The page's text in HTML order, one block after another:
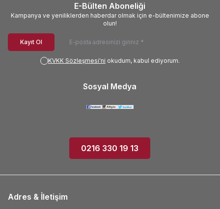
E-Bülten Aboneliği
Kampanya ve yeniliklerden haberdar olmak için e-bültenimize abone
olun!
Kayıt Ol
KVKK Sözleşmesi'ni okudum, kabul ediyorum.
Sosyal Medya
0216 330 19 13
Adres & İletişim